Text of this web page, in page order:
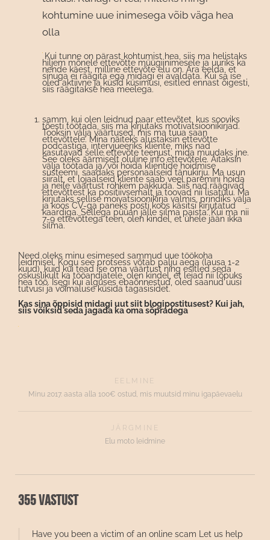
kohtumine uue inimesega võib väga hea
olla
Kui tunne on pärast kohtumist hea, siis ma helistaks
hiljem mõnele ettevõtte müügiinimesele ja uuriks ka
nende käest, milline ettevõte elu on. Ära eelda, et
sinuga ei räägita ega midagi ei avaldata. Kui sa ise
oled aktiivne ja küsid küsimusi, esitled ennast õigesti,
siis räägitakse hea meelega.
samm, kui olen leidnud paar ettevõtet, kus sooviks
tõesti töötada, siis ma kirjutaks motivatsioonikirjad.
Tooksin välja väärtused, mis ma tuua saan
ettevõttele. Mina näiteks alustaksin ettevõtte
podcastiga, intervjueeriks kliente, miks nad
kasutavad selle ettevõte teenust, mida muudaks jne.
See oleks äärmiselt oluline info ettevõtele. Aitaksin
välja töötada ja/või hoida klientide hoidmise
süsteemi, saadaks personaalseid tänukirju. Ma usun
siiralt, et lojaalseid kliente saab veel paremini hoida
ja neile väärtust rohkem pakkuda. Siis nad räägivad
ettevõttest ka positiivsemalt ja toovad nii lisatulu. Ma
kirjutaks sellise moivatsioonikirja valmis, prindiks välja
ja koos CV-ga paneks posti koos käsitsi kirjutatud
kaardiga. Sellega püüan jälle silma paista. Kui ma nii
7-9 ettevõttega teen, olen kindel, et ühele jään ikka
silma.
Need oleks minu esimesed sammud uue töökoha
leidmisel. Kogu see protsess võtab palju aega (lausa 1-2
kuud), kuid kui tead ise oma väärtust ning esitled seda
oskuslikult ka tööandjatele, olen kindel, et leiad nii lõpuks
hea töö. Isegi kui alguses ebaõnnestud, oled saanud uusi
tutvusi ja võimaluse küsida tagasisidet.
Kas sina õppisid midagi uut siit blogipostitusest? Kui jah,
siis võiksid seda jagada ka oma sõpradega
EELMINE
Minu 2017. aasta alla 100€ ostud, mis muutsid minu igapäevaelu
JÄRGMINE
Elu moto leidmine
355 vastust
Have you been a victim of an online scam Let us help